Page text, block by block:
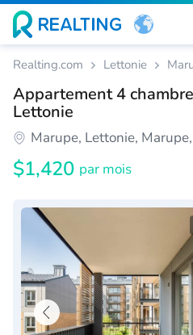
Realting.com Lettonie
Appartement 4
Lettonie
Marupe, Lettonie,
$1,420 par mois